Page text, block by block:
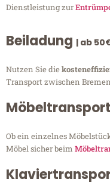
Dienstleistung zur
Beiladung | ab
Nutzen Sie die
Transport zwischen
Möbeltransport
Ob ein einzelnes
Möbel sicher beim